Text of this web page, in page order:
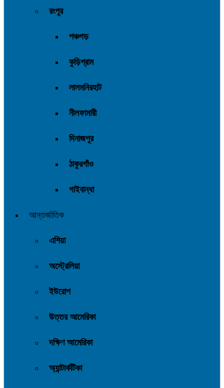
রংপুর
পঞ্চগড়
কুড়িগ্রাম
লালমনিরহাট
নীলফামারী
দিনাজপুর
ঠাকুরগাঁও
গাইবান্ধা
আন্তর্জাতিক
এশিয়া
অস্ট্রেলিয়া
ইউরোপ
উত্তর আমেরিকা
দক্ষিণ আমেরিকা
অ্যান্টার্কটিকা